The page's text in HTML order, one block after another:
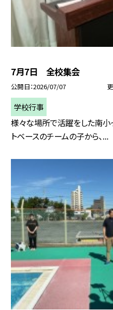
7月7日 全校集会
公開日 2026/07/07
学校行事
様々な場所で活躍をした南小
トベースのチームの子から、...